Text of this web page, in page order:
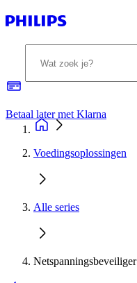
Betaal later met Klarna
Voedingsoplossingen
Alle series
Netspanningsbeveiliger